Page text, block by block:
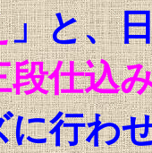
」と、
段仕込
行わ